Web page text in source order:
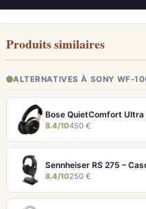
Produits similaires
ALTERNATIVES À SONY WF-
8.4/10450 €
8.4/10250 €